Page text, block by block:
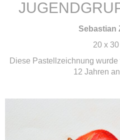
Sebastian
20 x
Diese Pastellzeichnung
12 Jahren